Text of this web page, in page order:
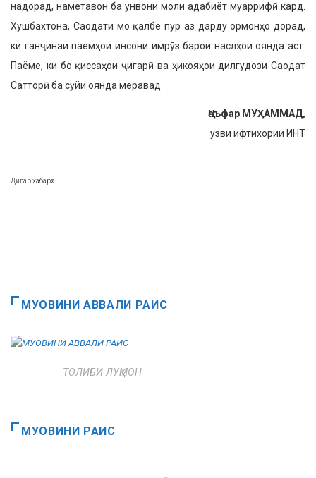
надорад, наметавон ба унвони моли адабиёт муаррифӣ кард.
Хушбахтона, Саодати мо қалбе пур аз дарду ормонҳо дорад,
ки ганҷинаи паёмҳои инсони имрӯз барои наслҳои оянда аст.
Паёме, ки бо қиссаҳои ҷигарӣ ва ҳикояҳои дилгудози Саодат
Сатторӣ ба сӯйи оянда меравад
Ҷаъфар МУҲАММАД,
узви ифтихории ИНТ
Дигар хабарҳо
МУОВИНИ АВВАЛИ РАИС
ТОЛИБИ ЛУҚМОН
МУОВИНИ РАИС